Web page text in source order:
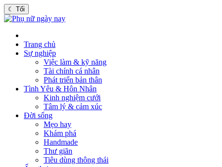
☾ Tối
Trang chủ
Sự nghiệp
Việc làm & kỹ năng
Tài chính cá nhân
Phát triển bản thân
Tình Yêu & Hôn Nhân
Kinh nghiệm cưới
Tâm lý & cảm xúc
Đời sống
Mẹo hay
Khám phá
Handmade
Thư giãn
Tiêu dùng thông thái